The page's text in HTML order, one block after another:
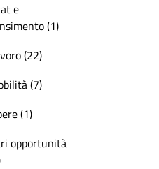
e
(1)
(22)
(7)
(1)
opportunità